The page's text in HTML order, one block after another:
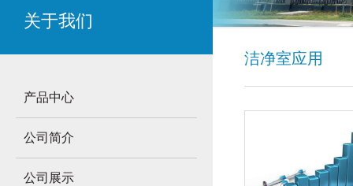
关于我们
产品中心
公司简介
公司展示
洁净室应用